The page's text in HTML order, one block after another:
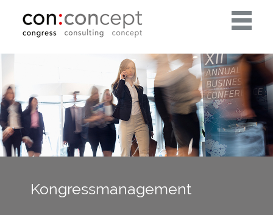
Toggle
Kongressmanagement